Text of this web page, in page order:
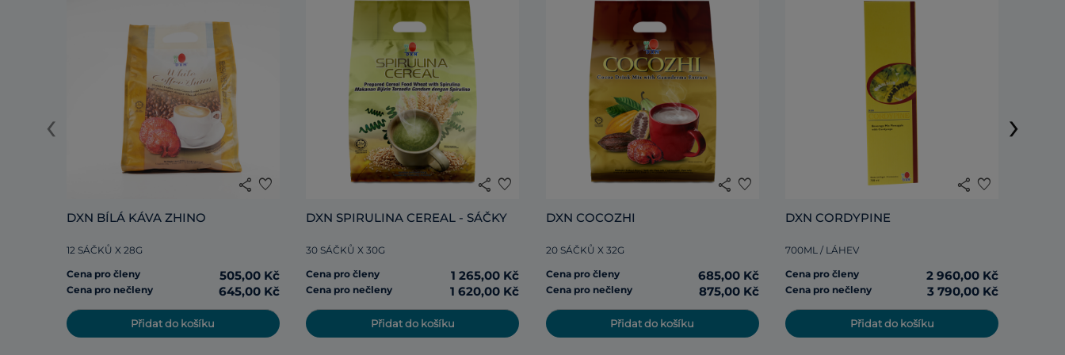
share favorite
DXN BÍLÁ KÁVA ZHINO
12 SÁČKŮ X 28G
Cena pro členy
505,00 Kč
Cena pro nečleny 645,00 Kč
Přidat do košíku
share favorite
DXN SPIRULINA CEREAL - SÁČKY
30 SÁČKŮ X 30G
Cena pro členy
1 265,00 Kč
Cena pro nečleny 1 620,00 Kč
Přidat do košíku
share favorite
DXN COCOZHI
20 SÁČKŮ X 32G
Cena pro členy
685,00 Kč
Cena pro nečleny 875,00 Kč
Přidat do košíku
share favorite
DXN CORDYPINE
700ML / LÁHEV
Cena pro členy
2 960,00 Kč
Cena pro nečleny 3 790,00 Kč
Přidat do košíku
‹ ›